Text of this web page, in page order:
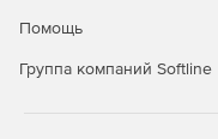
облачных сред и
атаки.
Помощь
Группа компаний Softline